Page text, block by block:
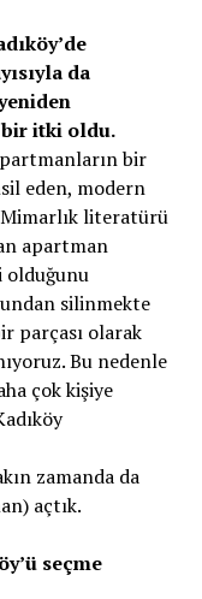
da
itki oldu.
bir
eden, modern
literatürü
apartman
olduğunu
silinmekte
parçası olarak
Bu nedenle
çok kişiye
zamanda da
açtık.
seçme